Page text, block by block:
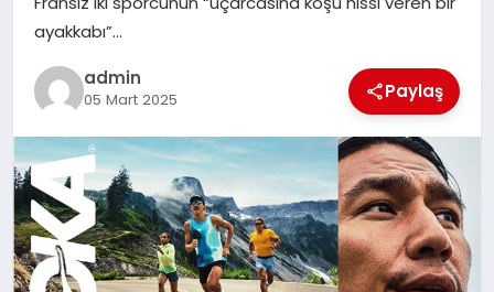
ayakkabı”…
admin
05 Mart 2025 Paylaş